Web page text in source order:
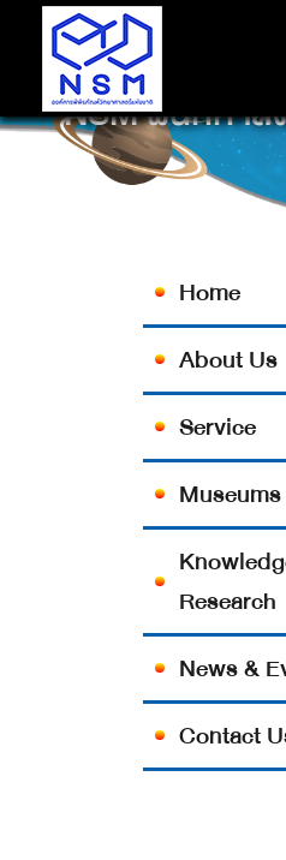
NSM ผนึกกำลั
Home
About Us
Service
Museums
Research
News &
Contact